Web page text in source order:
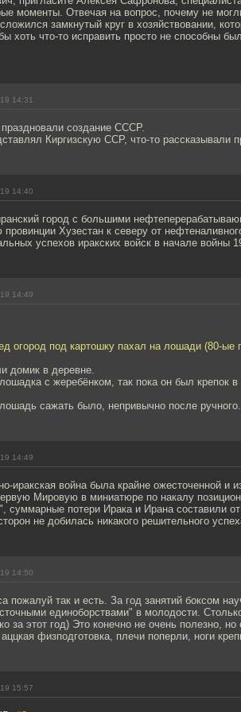
моменты. Отвечая на вопрос, почему не
замкнутый круг в хозяйствовании,
хоть что-то исправить просто не способны
14:31
создание СССР.
Киргизскую ССР, что-то рассказывали
14:40
город с большими
провинции Хузестан к северу от
успехов иракских войск в начале войны
14:49
огород под картошку пахал на лошади (80-ые
домик в деревне.
с жеребёнком, так пока он был крепок
сажать было, непривычно после ручного.
14:49
иракская война была крайне ожесточенной и
Мировую в миниатюре по накалу
суммарные потери Ирака и Ирана составили
не добилась никакого решительного
14:50
пожалуй так и есть. За год занятий боксом
единоборствами" в молодости.
за этот год) Это конечно не очень полезно,
физподготовка, плечи поперли, ноги
15:57